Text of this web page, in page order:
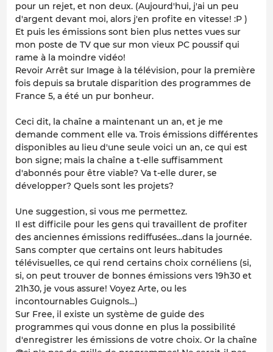
pour un rejet, et non deux. (Aujourd'hui, j'ai un peu
d'argent devant moi, alors j'en profite en vitesse! :P )
Et puis les émissions sont bien plus nettes vues sur
mon poste de TV que sur mon vieux PC poussif qui
rame à la moindre vidéo!
Revoir Arrêt sur Image à la télévision, pour la première
fois depuis sa brutale disparition des programmes de
France 5, a été un pur bonheur.
Ceci dit, la chaîne a maintenant un an, et je me
demande comment elle va. Trois émissions différentes
disponibles au lieu d'une seule voici un an, ce qui est
bon signe; mais la chaîne a t-elle suffisamment
d'abonnés pour être viable? Va t-elle durer, se
développer? Quels sont les projets?
Une suggestion, si vous me permettez.
Il est difficile pour les gens qui travaillent de profiter
des anciennes émissions rediffusées...dans la journée.
Sans compter que certains ont leurs habitudes
télévisuelles, ce qui rend certains choix cornéliens (si,
si, on peut trouver de bonnes émissions vers 19h30 et
21h30, je vous assure! Voyez Arte, ou les
incontournables Guignols...)
Sur Free, il existe un système de guide des
programmes qui vous donne en plus la possibilité
d'enregistrer les émissions de votre choix. Or la chaîne